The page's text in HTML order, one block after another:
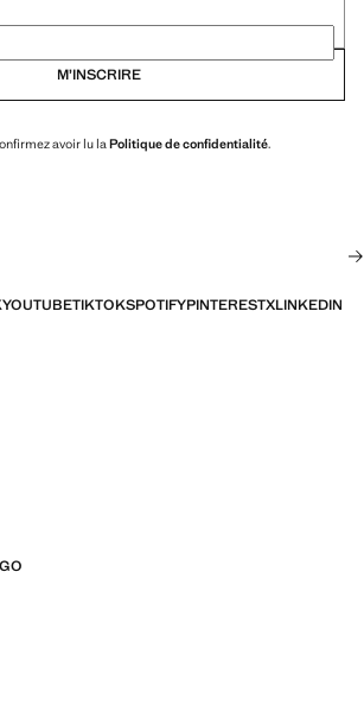
M’INSCRIRE
avoir lu la Politique de confidentialité.
YOUTUBETIKTOKSPOTIFYPINTERESTXLINKEDIN